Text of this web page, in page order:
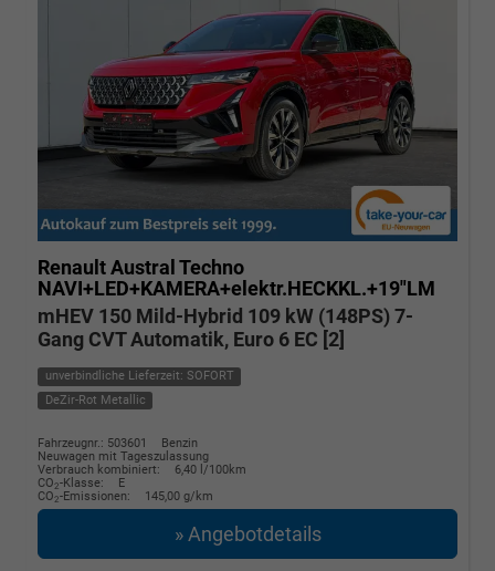
Renault Austral Techno
NAVI+LED+KAMERA+elektr.HECKKL.+19"LM
mHEV 150 Mild-Hybrid 109 kW (148PS) 7-
Gang CVT Automatik, Euro 6 EC [2]
unverbindliche Lieferzeit: SOFORT
DeZir-Rot Metallic
Fahrzeugnr.: 503601
Benzin
Neuwagen mit Tageszulassung
Verbrauch kombiniert:
6,40 l/100km
CO2-Klasse:
E
CO2-Emissionen: 145,00 g/km
» Angebotdetails